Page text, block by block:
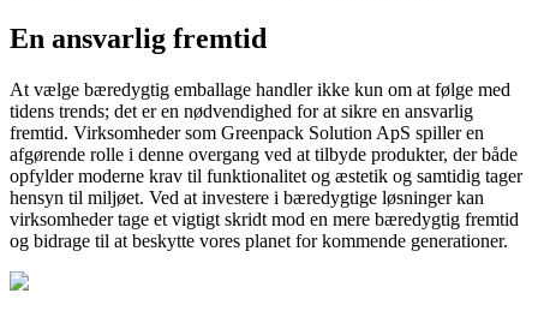
En ansvarlig fremtid
At vælge bæredygtig emballage handler ikke kun om at følge med
tidens trends; det er en nødvendighed for at sikre en ansvarlig
fremtid. Virksomheder som Greenpack Solution ApS spiller en
afgørende rolle i denne overgang ved at tilbyde produkter, der både
opfylder moderne krav til funktionalitet og æstetik og samtidig tager
hensyn til miljøet. Ved at investere i bæredygtige løsninger kan
virksomheder tage et vigtigt skridt mod en mere bæredygtig fremtid
og bidrage til at beskytte vores planet for kommende generationer.